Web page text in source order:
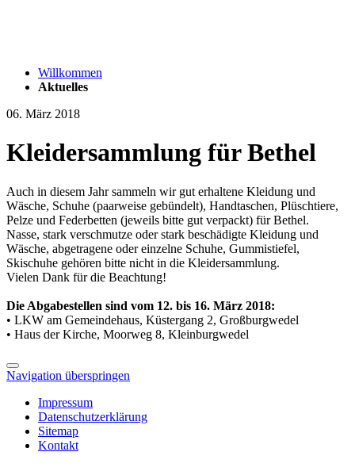
Willkommen
Aktuelles
06. März 2018
Kleidersammlung für Bethel
Auch in diesem Jahr sammeln wir gut erhaltene Kleidung und
Wäsche, Schuhe (paarweise gebündelt), Handtaschen, Plüschtiere,
Pelze und Federbetten (jeweils bitte gut verpackt) für Bethel.
Nasse, stark verschmutze oder stark beschädigte Kleidung und
Wäsche, abgetragene oder einzelne Schuhe, Gummistiefel,
Skischuhe gehören bitte nicht in die Kleidersammlung.
Vielen Dank für die Beachtung!
Die Abgabestellen sind vom 12. bis 16. März 2018:
• LKW am Gemeindehaus, Küstergang 2, Großburgwedel
• Haus der Kirche, Moorweg 8, Kleinburgwedel
Navigation überspringen
Impressum
Datenschutzerklärung
Sitemap
Kontakt